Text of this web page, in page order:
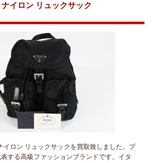
イロン リュックサック
ロン リュックサックを買取致しました。プ
する高級ファッションブランドです。イタ